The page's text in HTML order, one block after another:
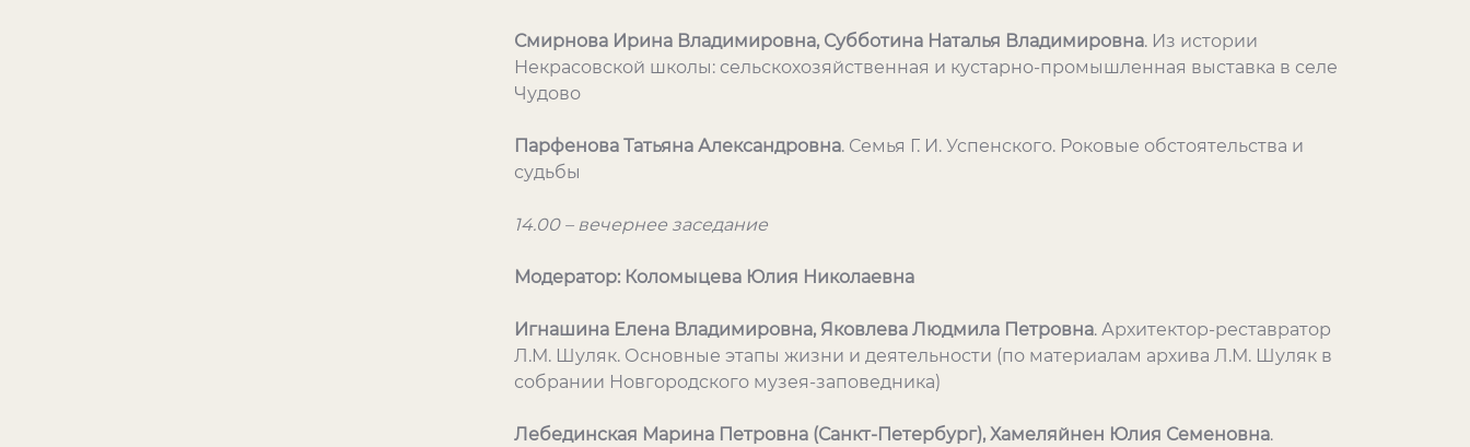
Смирнова Ирина Владимировна, Субботина Наталья Владимировна. Из истории
Некрасовской школы: сельскохозяйственная и кустарно-промышленная выставка в селе
Чудово
Парфенова Татьяна Александровна. Семья Г. И. Успенского. Роковые обстоятельства и
судьбы
14.00 – вечернее заседание
Модератор: Коломыцева Юлия Николаевна
Игнашина Елена Владимировна, Яковлева Людмила Петровна. Архитектор-реставратор
Л.М. Шуляк. Основные этапы жизни и деятельности (по материалам архива Л.М. Шуляк в
собрании Новгородского музея-заповедника)
Лебединская Марина Петровна (Санкт-Петербург), Хамеляйнен Юлия Семеновна.